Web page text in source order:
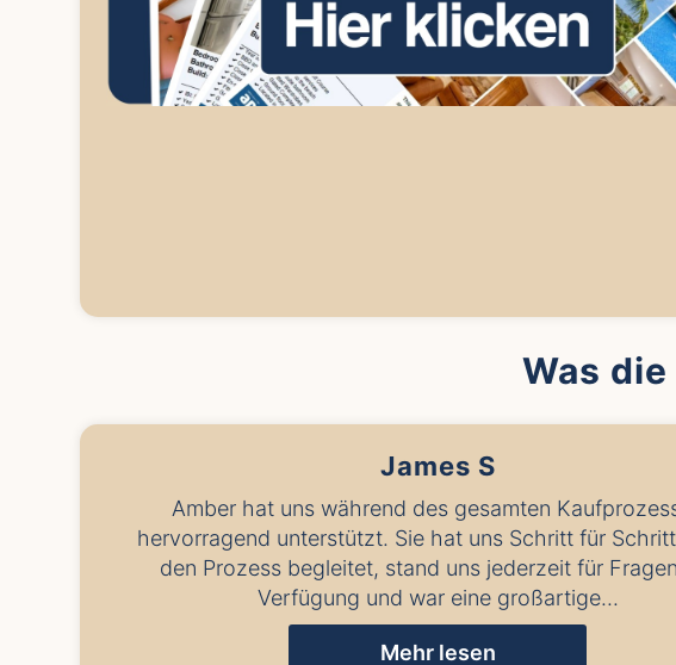
Was
James S
Amber hat uns während des gesamten
hervorragend unterstützt. Sie hat uns Schritt für
den Prozess begleitet, stand uns jederzeit für
Verfügung und war eine großartige...
Mehr lesen